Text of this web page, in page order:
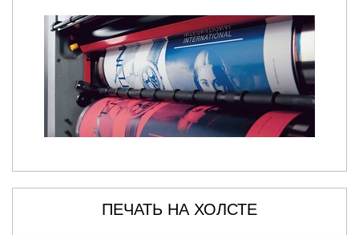
ПЕЧАТЬ НА ХОЛСТЕ